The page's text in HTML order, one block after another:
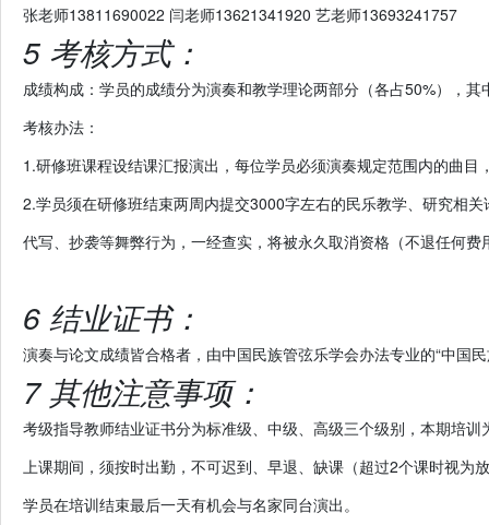
张老师13811690022 闫老师13621341920 艺老师13693241757
5 考核方式：
成绩构成：学员的成绩分为演奏和教学理论两部分（各占50%），
考核办法：
1.研修班课程设结课汇报演出，每位学员必须演奏规定范围内的曲目
2.学员须在研修班结束两周内提交3000字左右的民乐教学、研究相
代写、抄袭等舞弊行为，一经查实，将被永久取消资格（不退任何费
6 结业证书：
演奏与论文成绩皆合格者，由中国民族管弦乐学会办法专业的“中国
7 其他注意事项：
考级指导教师结业证书分为标准级、中级、高级三个级别， 本期培训
上课期间，须按时出勤，不可迟到、早退、缺课（超过2个课时视为
学员在培训结束最后一天有机会与名家同台演出。